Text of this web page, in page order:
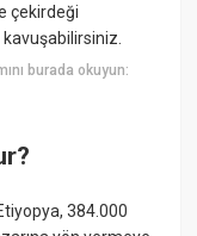
çekirdeği
burada okuyun:
384.000